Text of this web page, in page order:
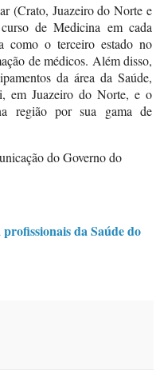
(Crato, Juazeiro do Norte e
de Medicina em cada
como o terceiro estado no
de médicos. Além disso,
da área da Saúde,
em Juazeiro do Norte, e o
região por sua gama de
do Governo do
da Saúde do